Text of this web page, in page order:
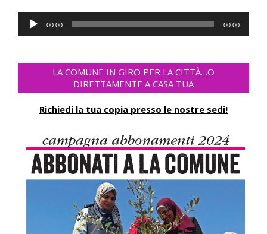
Lecteur
audio
00:00 00:00
LA COMUNE IN GIRO PER LA CITTÀ…O
DIRETTAMENTE A CASA TUA
Richiedi la tua copia presso le nostre sedi!